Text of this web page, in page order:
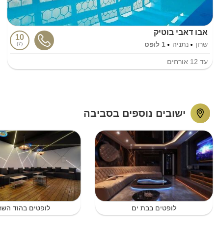
אבו דאבי בוטיק
שרון נתניה 1 לופט
10
7
עד 12 אורחים
ישובים נוספים בסביבה
לופטים בבת ים לופטים בהוד